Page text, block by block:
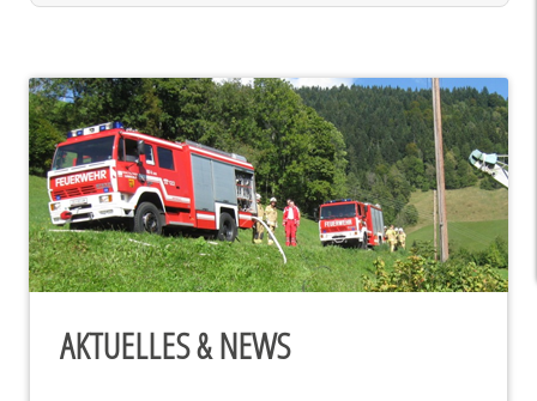
AKTUELLES & NEWS